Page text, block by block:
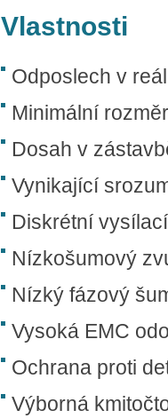
Vlastnosti
Odposlech v
Minimální
Dosah v
Vynikající
Diskrétní
Nízkošumový
Nízký fázový
Vysoká EMC
Ochrana proti
Výborná